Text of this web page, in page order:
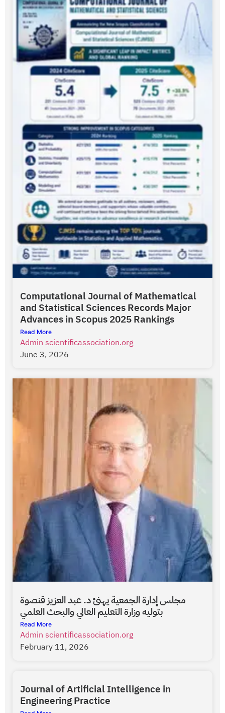
Computational Journal of Mathematical
and Statistical Sciences Records Major
Advances in Scopus 2025 Rankings
Read More
Admin scientificassociation.org
June 3, 2026
مجلس إدارة الجمعية يهنئ د. عبد العزيز قنصوة
بتوليه وزارة التعليم العالي والبحث العلمي
Read More
Admin scientificassociation.org
February 11, 2026
Journal of Artificial Intelligence in
Engineering Practice